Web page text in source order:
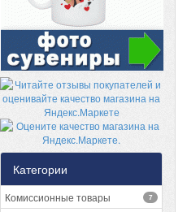
Категории
Комиссионные товары 7